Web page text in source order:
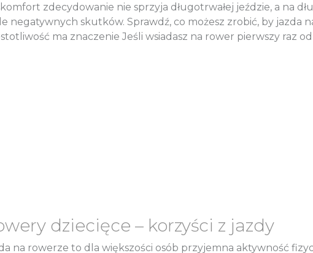
zdecydowanie nie sprzyja długotrwałej jeździe, a na
negatywnych skutków. Sprawdź, co możesz zrobić, by jazda
ma znaczenie Jeśli wsiadasz na rower pierwszy raz
dziecięce – korzyści z jazdy
na rowerze to dla większości osób przyjemna aktywność